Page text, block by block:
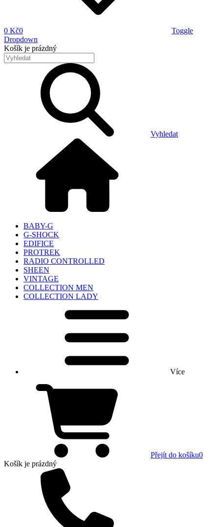
0 Kč0
Toggle
Dropdown
Košík je prázdný
Vyhledat
BABY-G
G-SHOCK
EDIFICE
PROTREK
RADIO CONTROLLED
SHEEN
VINTAGE
COLLECTION MEN
COLLECTION LADY
Více
Přejít do košíku0
Košík je prázdný